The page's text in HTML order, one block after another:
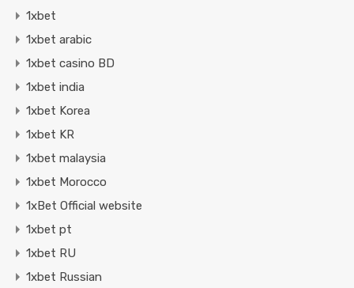
1xbet
1xbet arabic
1xbet casino BD
1xbet india
1xbet Korea
1xbet KR
1xbet malaysia
1xbet Morocco
1xBet Official website
1xbet pt
1xbet RU
1xbet Russian